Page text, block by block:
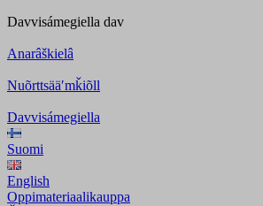
Davvisámegiella dav
Anarâškielâ
Nuõrttsääʹmǩiõll
Davvisámegiella
Suomi
English
Oppimateriaalikauppa